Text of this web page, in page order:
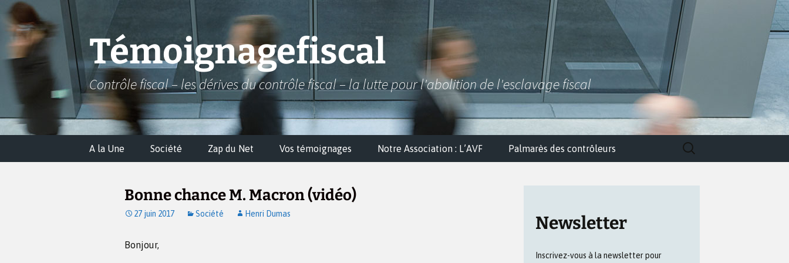
Aller
au
contenu
Témoignagefiscal
Contrôle fiscal – les dérives du contrôle fiscal – la lutte pour l'abolition de l'esclavage fiscal
A la Une Société Zap du Net Vos témoignages Notre Association : L’AVF Palmarès des contrôleurs
Rechercher :
Bonne chance M. Macron (vidéo)
27 juin 2017 Société Henri Dumas
Bonjour,
Newsletter
Inscrivez-vous à la newsletter pour